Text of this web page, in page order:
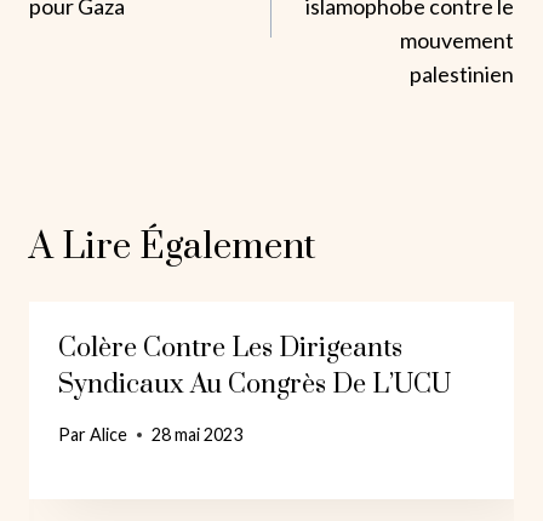
pour Gaza
islamophobe contre le
mouvement
palestinien
A Lire Également
Colère Contre Les Dirigeants
Syndicaux Au Congrès De L’UCU
ParAlice 28 mai 2023